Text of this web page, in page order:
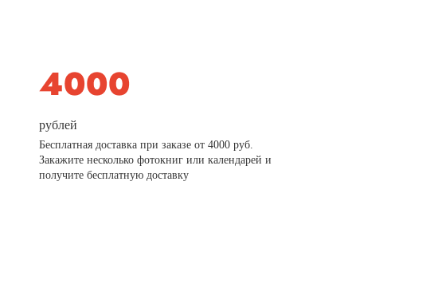
рублей
Бесплатная доставка при заказе от 4000 руб.
Закажите несколько фотокниг или календарей и
получите бесплатную доставку